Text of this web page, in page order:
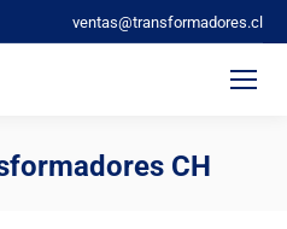
ventas@transformadores.cl
CH